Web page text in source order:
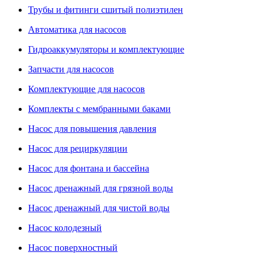
Трубы и фитинги сшитый полиэтилен
Автоматика для насосов
Гидроаккумуляторы и комплектующие
Запчасти для насосов
Комплектующие для насосов
Комплекты с мембранными баками
Насос для повышения давления
Насос для рециркуляции
Насос для фонтана и бассейна
Насос дренажный для грязной воды
Насос дренажный для чистой воды
Насос колодезный
Насос поверхностный